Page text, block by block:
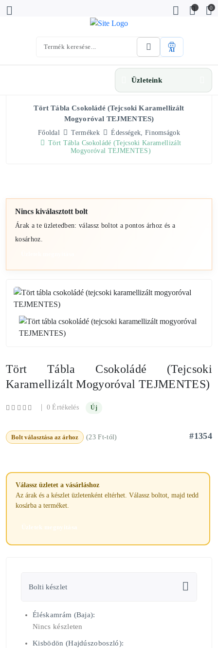
0
AI
Üzleteink
Tört Tábla Csokoládé (tejcsoki Karamellizált
Mogyoróval TEJMENTES)
Főoldal Termékek
Édességek, Finomságok
Tört Tábla Csokoládé (tejcsoki Karamellizált
Mogyoróval TEJMENTES)
Nincs kiválasztott bolt
Árak a te üzletedben: válassz boltot a pontos árhoz és a
kosárhoz.
Tört Tábla Csokoládé (tejcsoki
Karamellizált Mogyoróval TEJMENTES)
| 0 Értékelés Új
Bolt választása az árhoz (23 Ft-tól) #1354
Válassz üzletet a vásárláshoz
Az árak és a készlet üzletenként eltérhet. Válassz boltot, majd tedd
kosárba a terméket.
Üzletek megnyitása
Bolti készlet
Éléskamrám (Baja):
Nincs készleten
Kisbödön (Hajdúszoboszló):